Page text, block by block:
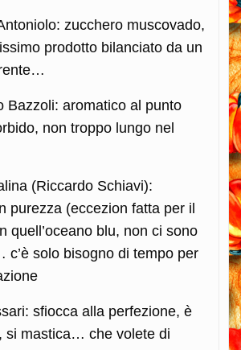
zucchero muscovado,
prodotto bilanciato da un
Bazzoli: aromatico al punto
non troppo lungo nel
(Riccardo Schiavi):
purezza (eccezion fatta per il
quell’oceano blu, non ci sono
c’è solo bisogno di tempo per
sfiocca alla perfezione, è
si mastica… che volete di